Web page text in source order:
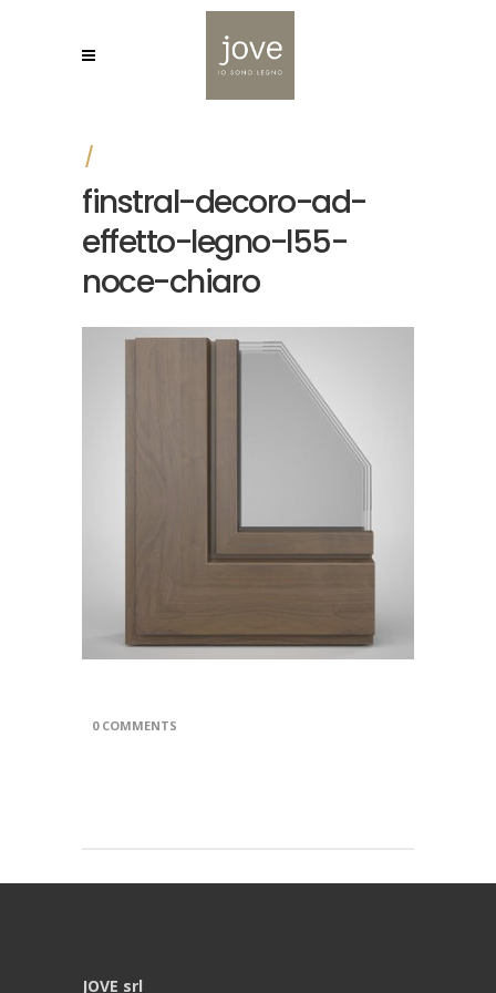
finstral-decoro-ad-
effetto-legno-l55-
noce-chiaro
0 COMMENTS
JOVE srl